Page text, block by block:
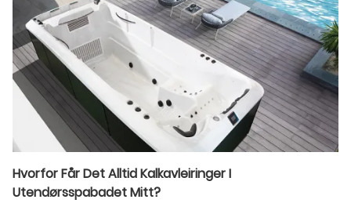
Hvorfor Får Det Alltid Kalkavleiringer I
Utendørsspabadet Mitt?